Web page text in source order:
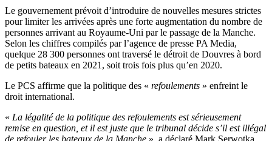
Le gouvernement prévoit d’introduire de nouvelles mesures strictes
pour limiter les arrivées après une forte augmentation du nombre de
personnes arrivant au Royaume-Uni par le passage de la Manche.
Selon les chiffres compilés par l’agence de presse PA Media,
quelque 28 300 personnes ont traversé le détroit de Douvres à bord
de petits bateaux en 2021, soit trois fois plus qu’en 2020.
Le PCS affirme que la politique des « refoulements » enfreint le
droit international.
« La légalité de la politique des refoulements est sérieusement
remise en question, et il est juste que le tribunal décide s’il est illégal